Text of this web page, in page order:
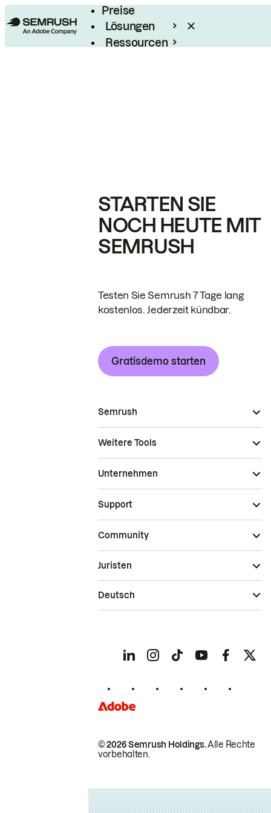
Preise
Lösungen
Ressourcen
STARTEN SIE
NOCH HEUTE MIT
SEMRUSH
Testen Sie Semrush 7 Tage lang
kostenlos. Jederzeit kündbar.
Gratisdemo starten
Semrush
Weitere Tools
Unternehmen
Support
Community
© 2026 Semrush Holdings.Alle Rechte
vorbehalten.
Juristen
Deutsch